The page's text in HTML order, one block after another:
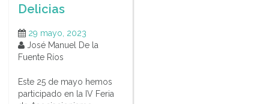
Delicias
29 mayo, 2023
José Manuel De la
Fuente Ríos
Este 25 de mayo hemos
participado en la IV Feria